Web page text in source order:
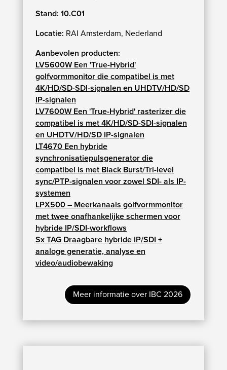
Stand: 10.C01
Locatie: RAI Amsterdam, Nederland
Aanbevolen producten:
LV5600W Een 'True-Hybrid'
golfvormmonitor die compatibel is met
4K/HD/SD-SDI-signalen en UHDTV/HD/SD
IP-signalen
LV7600W Een 'True-Hybrid' rasterizer die
compatibel is met 4K/HD/SD-SDI-signalen
en UHDTV/HD/SD IP-signalen
LT4670 Een hybride
synchronisatiepulsgenerator die
compatibel is met Black Burst/Tri-level
sync/PTP-signalen voor zowel SDI- als IP-
systemen
LPX500 – Meerkanaals golfvormmonitor
met twee onafhankelijke schermen voor
hybride IP/SDI-workflows
Sx TAG Draagbare hybride IP/SDI +
analoge generatie, analyse en
video/audiobewaking
Meer informatie over IBC 2026